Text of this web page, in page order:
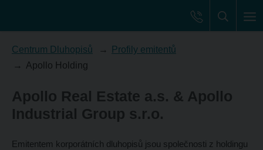
Centrum Dluhopisů
Profily emitentů
Apollo Holding
Apollo Real Estate a.s. & Apollo
Industrial Group s.r.o.
Emitentem korporátních dluhopisů jsou společnosti z holdingu